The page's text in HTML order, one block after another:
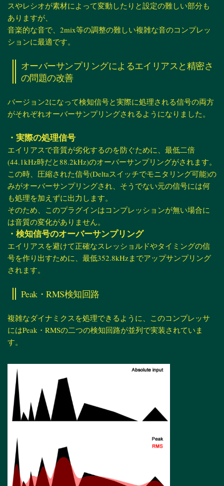
スやレシオが素材によって変動したりと設定の難しい部分も
ありますが、
音楽的な音で、2mix等の調整の難しい複雑な音のコンプレッ
ションに最適です。
オーバーサンプリングによるエイリアスと精密さ
の問題の改善
バージョン2になって検知信号と実際に処理される信号の両方
がそれぞれオーバーサンプリングされるようになりました。
・実際の処理信号
エイリアスで音質が劣化するのを防ぐために、最低二倍
(44.1kHz時だと88.2kHz)のオーバーサンプリングがされます。
この時、圧縮された信号(Deltaスイッチでモニタリング可能)の
みがオーバーサンプリングされ、そうでない元の信号には何
も処理を加えずに出力します。
そのため、このプラグインはコンプレッションが無い場合に
は音質の変化がありません。
・検知信号のオーバーサンプリング
エイリアスを避けて正確なスレッショルドやタイミングの信
号を作り出すために、最低352.8kHzまでアップサンプリング
されます。
Peak・RMS検知回路
複雑なダイナミクスを処理できるように、このコンプレッサ
にはPeak・RMSの二つの検知回路が並列で実装されていま
す。